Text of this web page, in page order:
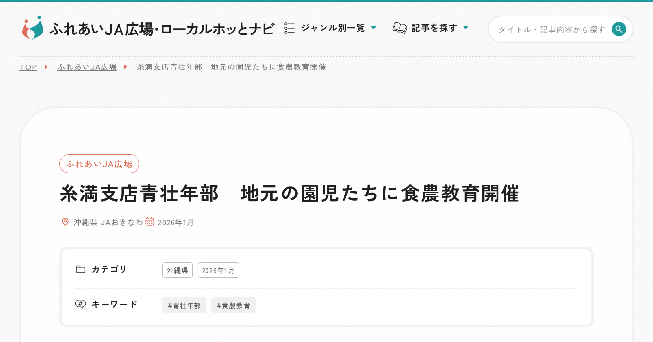
ジャンル別一覧 記事を探す
TOP ふれあいJA広場 糸満支店青壮年部 地元の園児たちに食農教育開催
ふれあいJA広場
糸満支店青壮年部 地元の園児たちに食農教育開催
沖縄県 JAおきなわ 2026年1月
カテゴリ 沖縄県 2026年1月
キーワード #青壮年部 #食農教育